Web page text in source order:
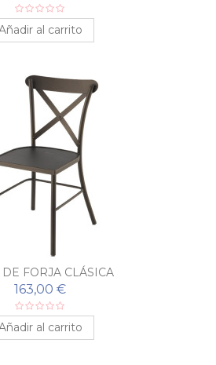
al carrito
FORJA CLÁSICA
163,00 €
al carrito